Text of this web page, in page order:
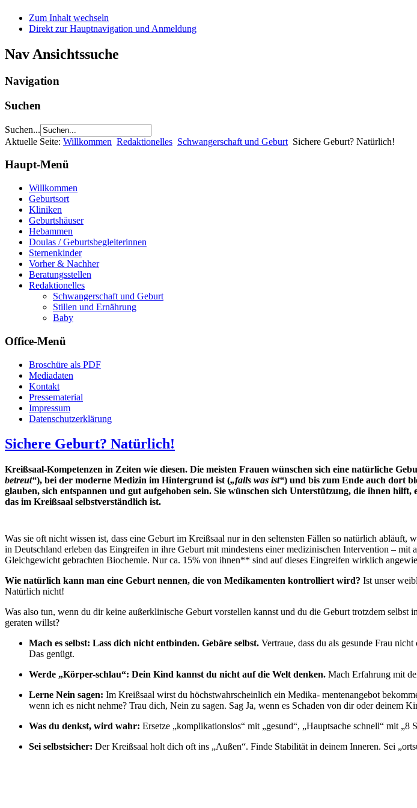
Zum Inhalt wechseln
Direkt zur Hauptnavigation und Anmeldung
Nav Ansichtssuche
Navigation
Suchen
Suchen...
Aktuelle Seite: Willkommen Redaktionelles Schwangerschaft und Geburt Sichere Geburt? Natürlich!
Haupt-Menü
Willkommen
Geburtsort
Kliniken
Geburtshäuser
Hebammen
Doulas / Geburtsbegleiterinnen
Sternenkinder
Vorher & Nachher
Beratungsstellen
Redaktionelles
Schwangerschaft und Geburt
Stillen und Ernährung
Baby
Office-Menü
Broschüre als PDF
Mediadaten
Kontakt
Pressematerial
Impressum
Datenschutzerklärung
Sichere Geburt? Natürlich!
Kreißsaal-Kompetenzen in Zeiten wie diesen. Die meisten Frauen wünschen sich eine natürliche
betreut“), bei der moderne Medizin im Hintergrund ist („falls was ist“) und bis zum Ende auch dort
glauben, sich entspannen und gut aufgehoben sein. Sie wünschen sich Unterstützung, die ihnen hilft,
das im Kreißsaal selbstverständlich ist.
Was sie oft nicht wissen ist, dass eine Geburt im Kreißsaal nur in den seltensten Fällen so natürlich abläuft,
in Deutschland erleben das Eingreifen in ihre Geburt mit mindestens einer medizinischen Intervention – mit
Gleichgewicht gebrachten Biochemie. Nur ca. 15% von ihnen** sind auf dieses Eingreifen wirklich
Wie natürlich kann man eine Geburt nennen, die von Medikamenten kontrolliert wird? Ist unser
Natürlich nicht!
Was also tun, wenn du dir keine außerklinische Geburt vorstellen kannst und du die Geburt trotzdem
geraten willst?
Mach es selbst: Lass dich nicht entbinden. Gebäre selbst. Vertraue, dass du als gesunde Frau
Das genügt.
Werde „Körper-schlau“: Dein Kind kannst du nicht auf die Welt denken. Mach Erfahrung mit
Lerne Nein sagen: Im Kreißsaal wirst du höchstwahrscheinlich ein Medika- mentenangebot
wenn ich es nicht nehme? Trau dich, Nein zu sagen. Sag Ja, wenn es Schaden von dir oder deinem
Was du denkst, wird wahr: Ersetze „komplikationslos“ mit „gesund“, „Hauptsache schnell“ mit
Sei selbstsicher: Der Kreißsaal holt dich oft ins „Außen“. Finde Stabilität in deinem Inneren. Sei